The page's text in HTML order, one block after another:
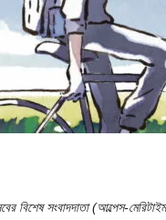
বিশেষ সংবাদদাতা (আল্পেস-